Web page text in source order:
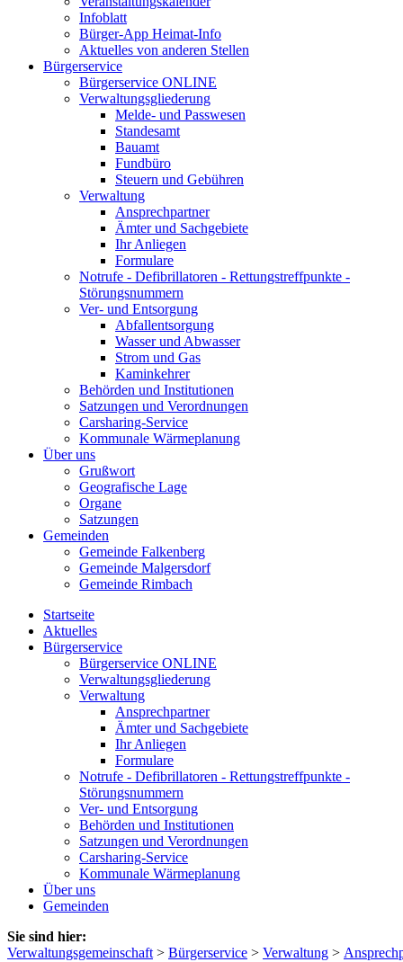
Infoblatt
Bürger-App Heimat-Info
Aktuelles von anderen Stellen
Bürgerservice
Bürgerservice ONLINE
Verwaltungsgliederung
Melde- und Passwesen
Standesamt
Bauamt
Fundbüro
Steuern und Gebühren
Verwaltung
Ansprechpartner
Ämter und Sachgebiete
Ihr Anliegen
Formulare
Notrufe - Defibrillatoren - Rettungstreffpunkte -
Störungsnummern
Ver- und Entsorgung
Abfallentsorgung
Wasser und Abwasser
Strom und Gas
Kaminkehrer
Behörden und Institutionen
Satzungen und Verordnungen
Carsharing-Service
Kommunale Wärmeplanung
Über uns
Grußwort
Geografische Lage
Organe
Satzungen
Gemeinden
Gemeinde Falkenberg
Gemeinde Malgersdorf
Gemeinde Rimbach
Startseite
Aktuelles
Bürgerservice
Bürgerservice ONLINE
Verwaltungsgliederung
Verwaltung
Ansprechpartner
Ämter und Sachgebiete
Ihr Anliegen
Formulare
Notrufe - Defibrillatoren - Rettungstreffpunkte -
Störungsnummern
Ver- und Entsorgung
Behörden und Institutionen
Satzungen und Verordnungen
Carsharing-Service
Kommunale Wärmeplanung
Über uns
Gemeinden
Sie sind hier:
Verwaltungsgemeinschaft > Bürgerservice > Verwaltung >